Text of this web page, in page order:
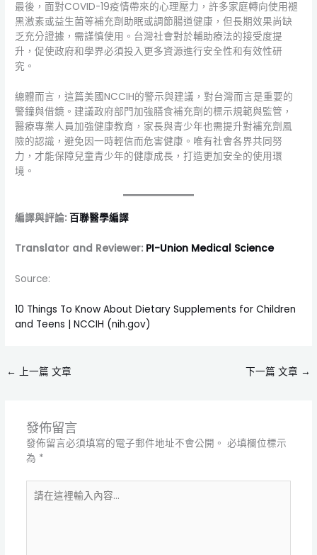
最後，面對COVID-19疫情帶來的心理壓力，許多家庭轉向使用褪
黑激素或益生菌等補充劑助眠或調節腸道健康，但長期效果尚缺
乏充分證據，需謹慎使用。台灣社會對於輔助療法的接受度提
升，促使政府和學界必須投入更多資源進行安全性和有效性研
究。
總體而言，這篇美國NCCIH的警示與建議，對台灣而言是重要的
警鐘與借鏡。建議政府部門加強膳食補充劑的標示規範與監管，
醫療專業人員加強健康教育，家長與青少年也需提升對補充劑風
險的認識，避免因一時輕信而危害健康。唯有社會各界共同努
力，才能保障兒童青少年的健康成長，打造更加安全的使用環
境。
編譯與評論:百聯醫學編譯
Translator and Reviewer: PI-Union Medical Science
Source:
10 Things To Know About Dietary Supplements for Children
and Teens | NCCIH (nih.gov)
← 上一篇 文章 下一篇 文章 →
發佈留言
發佈留言必須填寫的電子郵件地址不會公開。 必填欄位標示
為 *
在